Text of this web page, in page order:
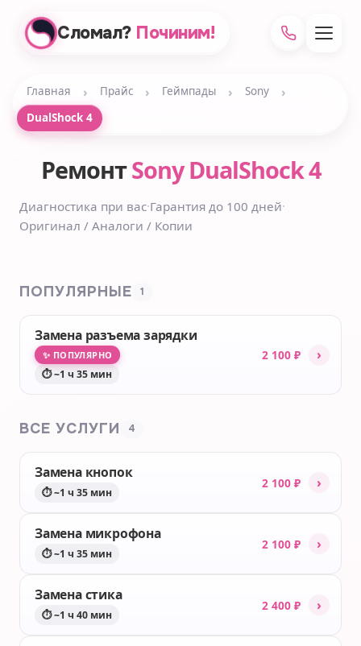
Сломал? Починим!
Главная › Прайс › Геймпады › Sony ›
DualShock 4
РемонтSony DualShock 4
Диагностика при вас·Гарантия до 100 дней·
Оригинал / Аналоги / Копии
ПОПУЛЯРНЫЕ 1
Замена разъема зарядки
✨ ПОПУЛЯРНО
⏱ ~1 ч 35 мин
2 100 ₽ ›
ВСЕ УСЛУГИ 4
Замена кнопок
⏱ ~1 ч 35 мин
2 100 ₽ ›
Замена микрофона
⏱ ~1 ч 35 мин
2 100 ₽ ›
Замена стика
⏱ ~1 ч 40 мин
2 400 ₽ ›